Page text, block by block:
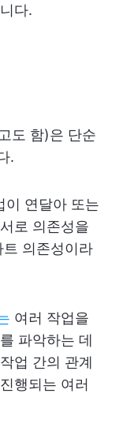
다.
도 함)은 단순
.
이 연달아 또는
로 의존성을
의존성이라
여러 작업을
파악하는 데
업 간의 관계
행되는 여러